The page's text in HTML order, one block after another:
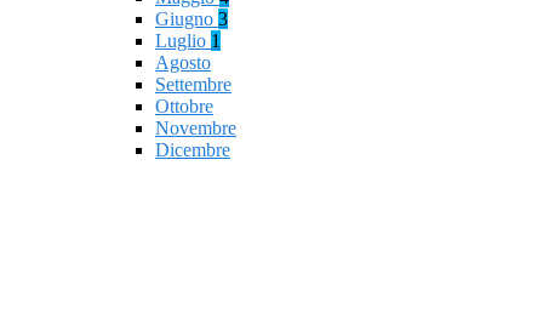
Giugno 3
Luglio 1
Agosto
Settembre
Ottobre
Novembre
Dicembre